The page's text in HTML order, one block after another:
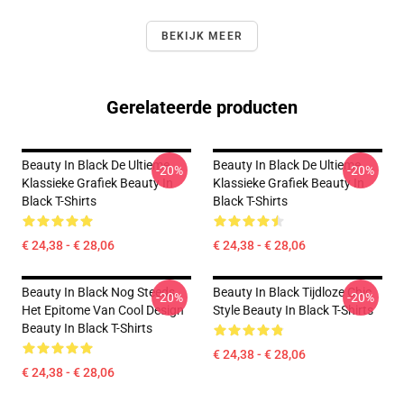
BEKIJK MEER
Gerelateerde producten
Beauty In Black De Ultieme
Klassieke Grafiek Beauty In
Black T-Shirts
€ 24,38 - € 28,06
-20%
Beauty In Black De Ultieme
Klassieke Grafiek Beauty In
Black T-Shirts
€ 24,38 - € 28,06
-20%
Beauty In Black Nog Steeds
Het Epitome Van Cool Design
Beauty In Black T-Shirts
€ 24,38 - € 28,06
-20%
Beauty In Black Tijdloze Chic
Style Beauty In Black T-Shirts
€ 24,38 - € 28,06
-20%